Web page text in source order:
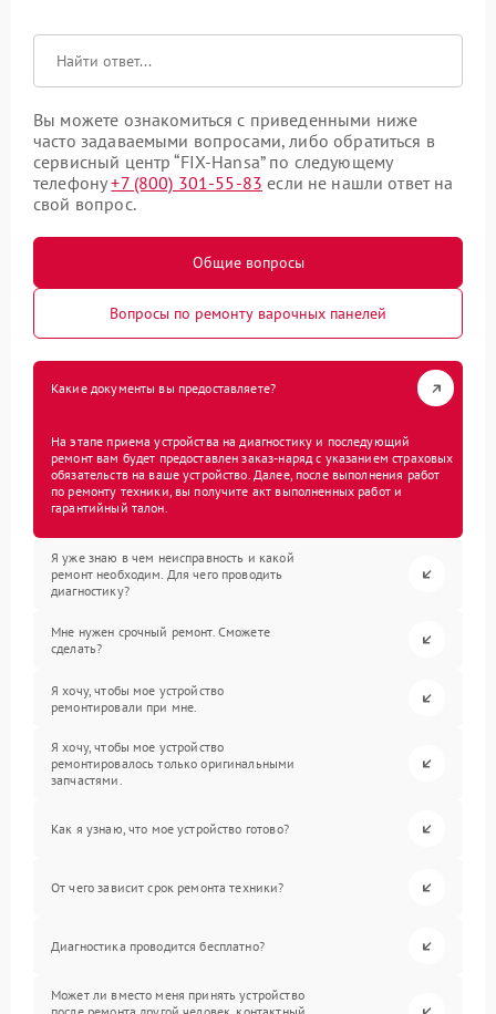
Вы можете ознакомиться с приведенными ниже
часто задаваемыми вопросами, либо обратиться в
сервисный центр “FIX-Hansa” по следующему
телефону+7 (800) 301-55-83 если не нашли ответ на
свой вопрос.
Общие вопросы
Вопросы по ремонту варочных панелей
Какие документы вы предоставляете?
На этапе приема устройства на диагностику и последующий
ремонт вам будет предоставлен заказ-наряд с указанием страховых
обязательств на ваше устройство. Далее, после выполнения работ
по ремонту техники, вы получите акт выполненных работ и
гарантийный талон.
Я уже знаю в чем неисправность и какой
ремонт необходим. Для чего проводить
диагностику?
Мне нужен срочный ремонт. Сможете
сделать?
Я хочу, чтобы мое устройство
ремонтировали при мне.
Я хочу, чтобы мое устройство
ремонтировалось только оригинальными
запчастями.
Как я узнаю, что мое устройство готово?
От чего зависит срок ремонта техники?
Диагностика проводится бесплатно?
Может ли вместо меня принять устройство